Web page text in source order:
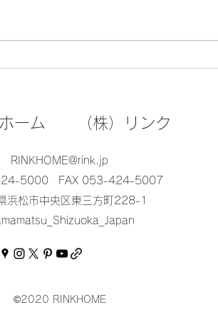
施工事例をチェック
引
ホーム （株）リンク
RINKHOME@rink.jp
5000
FAX 053-424-5007
浜松市中央区東三方町228-1
©2020 RINKHOME